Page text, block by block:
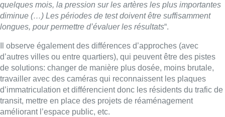
quelques mois, la pression sur les artères les plus importantes
diminue (…) Les périodes de test doivent être suffisamment
longues, pour permettre d’évaluer les résultats“.
Il observe également des différences d’approches (avec
d’autres villes ou entre quartiers), qui peuvent être des pistes
de solutions: changer de manière plus dosée, moins brutale,
travailler avec des caméras qui reconnaissent les plaques
d’immatriculation et différencient donc les résidents du trafic de
transit, mettre en place des projets de réaménagement
améliorant l’espace public, etc.